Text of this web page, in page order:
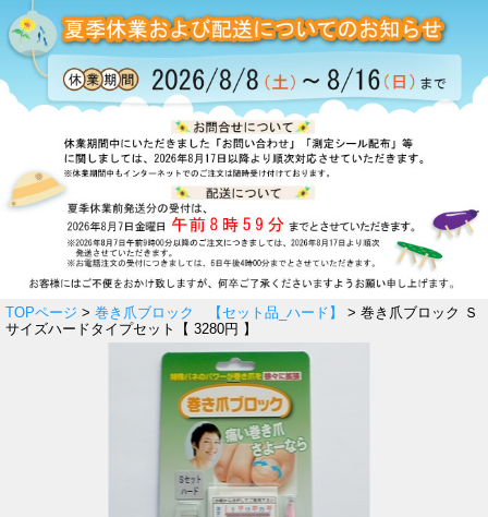
TOPページ > 巻き爪ブロック 【セット品_ハード】
> 巻き爪ブロック Ｓ
サイズハードタイプセット【 3280円 】